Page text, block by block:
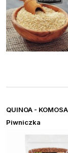
QUINOA -
Piwniczka